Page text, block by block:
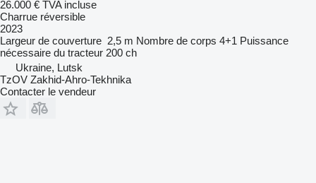
26.000 € TVA incluse
Charrue réversible
2023
Largeur de couverture 2,5 m Nombre de corps 4+1 Puissance
nécessaire du tracteur 200 ch
Ukraine, Lutsk
TzOV Zakhid-Ahro-Tekhnika
Contacter le vendeur